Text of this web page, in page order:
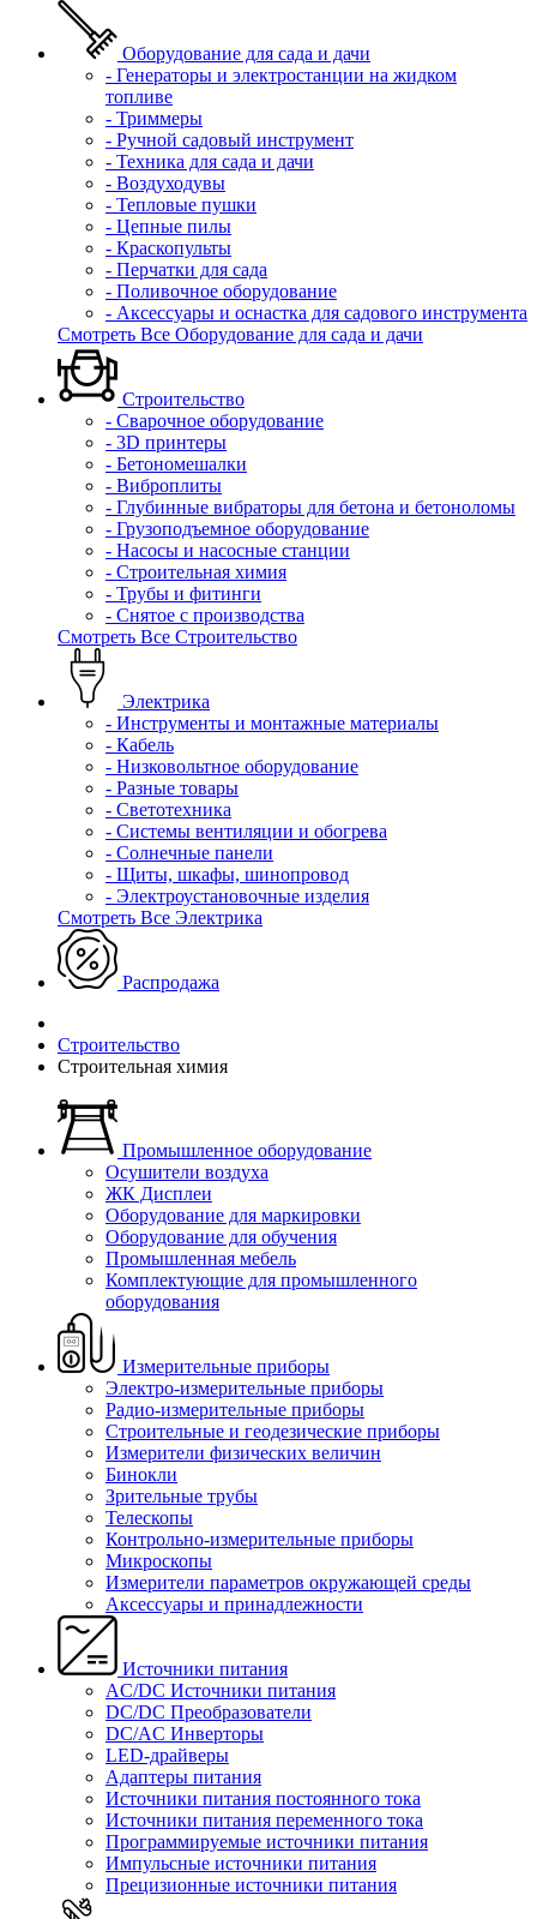
Оборудование для сада и дачи
- Генераторы и электростанции на жидком
топливе
- Триммеры
- Ручной садовый инструмент
- Техника для сада и дачи
- Воздуходувы
- Тепловые пушки
- Цепные пилы
- Краскопульты
- Перчатки для сада
- Поливочное оборудование
- Аксессуары и оснастка для садового инструмента
Смотреть Все Оборудование для сада и дачи
Строительство
- Сварочное оборудование
- 3D принтеры
- Бетономешалки
- Виброплиты
- Глубинные вибраторы для бетона и бетоноломы
- Грузоподъемное оборудование
- Насосы и насосные станции
- Строительная химия
- Трубы и фитинги
- Снятое с производства
Смотреть Все Строительство
Электрика
- Инструменты и монтажные материалы
- Кабель
- Низковольтное оборудование
- Разные товары
- Светотехника
- Системы вентиляции и обогрева
- Солнечные панели
- Щиты, шкафы, шинопровод
- Электроустановочные изделия
Смотреть Все Электрика
Распродажа
Строительство
Строительная химия
Промышленное оборудование
Осушители воздуха
ЖК Дисплеи
Оборудование для маркировки
Оборудование для обучения
Промышленная мебель
Комплектующие для промышленного
оборудования
Измерительные приборы
Электро-измерительные приборы
Радио-измерительные приборы
Строительные и геодезические приборы
Измерители физических величин
Бинокли
Зрительные трубы
Телескопы
Контрольно-измерительные приборы
Микроскопы
Измерители параметров окружающей среды
Аксессуары и принадлежности
Источники питания
AC/DC Источники питания
DC/DC Преобразователи
DC/AC Инверторы
LED-драйверы
Адаптеры питания
Источники питания постоянного тока
Источники питания переменного тока
Программируемые источники питания
Импульсные источники питания
Прецизионные источники питания